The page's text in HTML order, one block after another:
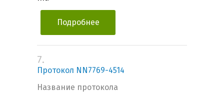
Подробнее
7.
Протокол NN7769-4514
Название протокола